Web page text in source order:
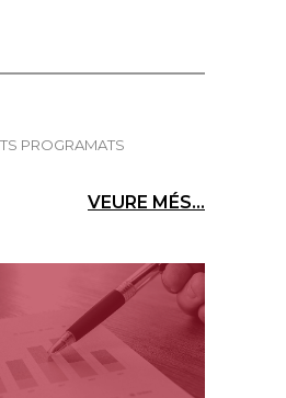
PROGRAMATS
VEURE MÉS...